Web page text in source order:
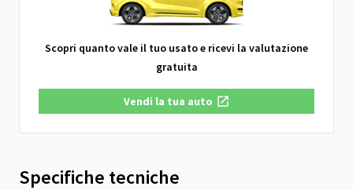
Scopri quanto vale il tuo usato e ricevi la valutazione
gratuita
Vendi la tua auto
Specifiche tecniche